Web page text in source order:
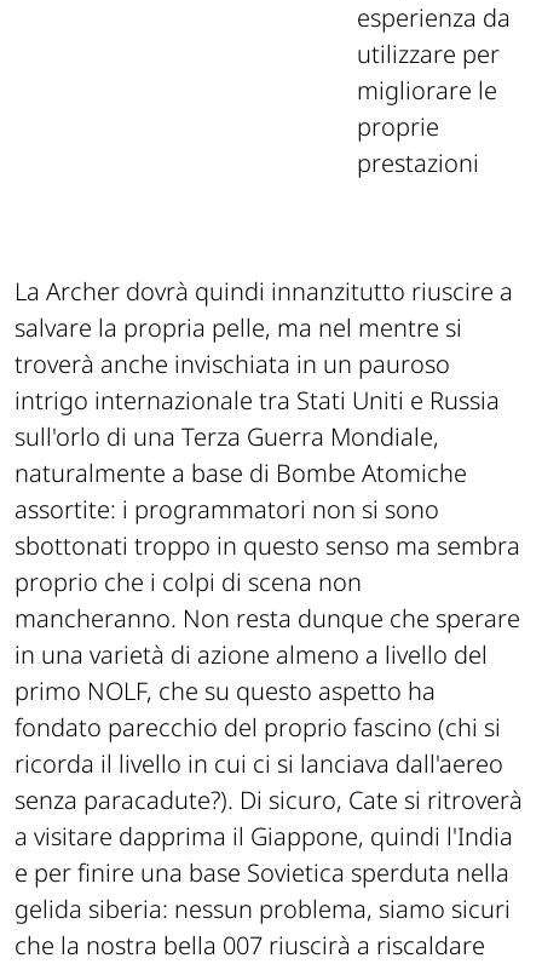
esperienza da
utilizzare per
migliorare le
proprie
prestazioni
La Archer dovrà quindi innanzitutto riuscire a
salvare la propria pelle, ma nel mentre si
troverà anche invischiata in un pauroso
intrigo internazionale tra Stati Uniti e Russia
sull'orlo di una Terza Guerra Mondiale,
naturalmente a base di Bombe Atomiche
assortite: i programmatori non si sono
sbottonati troppo in questo senso ma sembra
proprio che i colpi di scena non
mancheranno. Non resta dunque che sperare
in una varietà di azione almeno a livello del
primo NOLF, che su questo aspetto ha
fondato parecchio del proprio fascino (chi si
ricorda il livello in cui ci si lanciava dall'aereo
senza paracadute?). Di sicuro, Cate si ritroverà
a visitare dapprima il Giappone, quindi l'India
e per finire una base Sovietica sperduta nella
gelida siberia: nessun problema, siamo sicuri
che la nostra bella 007 riuscirà a riscaldare